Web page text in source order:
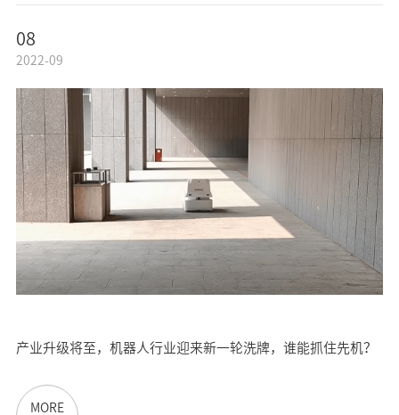
08
2022-09
产业升级将至，机器人行业迎来新一轮洗牌，谁能抓住先机？
MORE